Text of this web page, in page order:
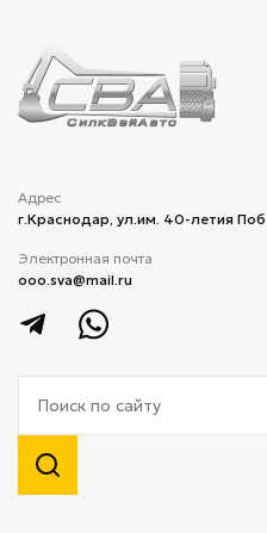
Адрес
г.Краснодар, ул.им. 40-летия
Электронная почта
ooo.sva@mail.ru